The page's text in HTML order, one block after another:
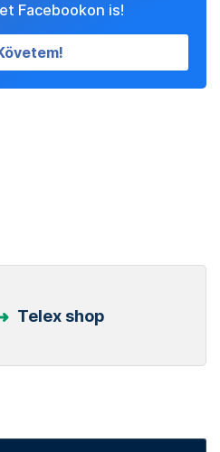
Facebookon is!
Telex shop